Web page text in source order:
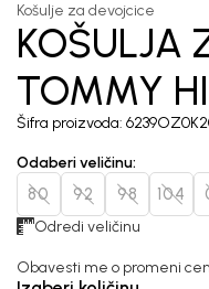
Košulje za devojcice
KOŠULJA
TOMMY
Šifra proizvoda:
Odaberi veličinu:
80 92 98 104
Odredi veličinu
Obavesti me o promeni